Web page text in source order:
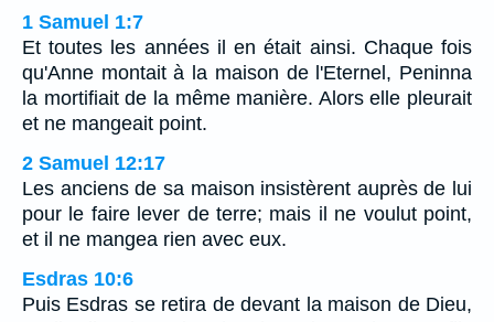
1 Samuel 1:7
Et toutes les années il en était ainsi. Chaque fois
qu'Anne montait à la maison de l'Eternel, Peninna
la mortifiait de la même manière. Alors elle pleurait
et ne mangeait point.
2 Samuel 12:17
Les anciens de sa maison insistèrent auprès de lui
pour le faire lever de terre; mais il ne voulut point,
et il ne mangea rien avec eux.
Esdras 10:6
Puis Esdras se retira de devant la maison de Dieu,